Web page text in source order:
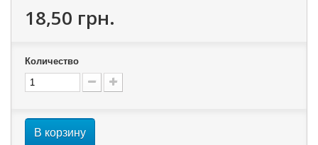
18,50 грн.
Количество
В корзину